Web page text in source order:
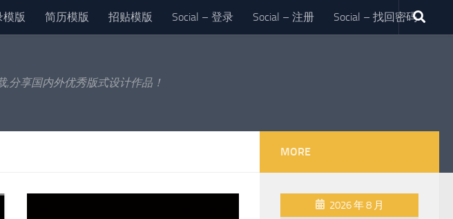
模版 简历模版 招贴模版 Social – 登录 Social – 注册 Social – 找回密码
,分享国内外优秀版式设计作品！
MORE
2026 年 8 月